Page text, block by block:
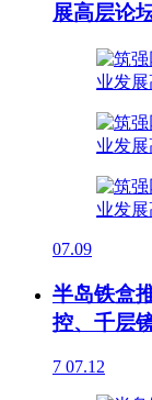
展高层论
07.09
半岛铁盒
控、千层
7 07.12